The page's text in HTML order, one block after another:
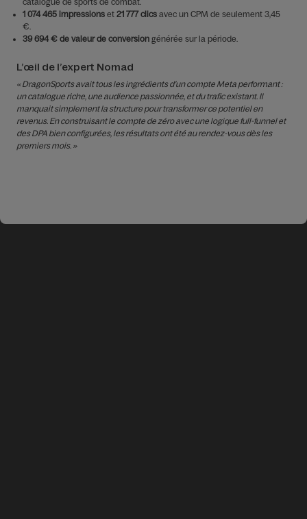
catalogue de sports de combat.
1 074 465 impressions et21 777 clics avec un CPM de seulement 3,45
€.
39 694 € de valeur de conversion générée sur la période.
L’œil de l’expert Nomad
« DragonSports avait tous les ingrédients d’un compte Meta performant :
un catalogue riche, une audience passionnée, et du trafic existant. Il
manquait simplement la structure pour transformer ce potentiel en
revenus. En construisant le compte de zéro avec une logique full-funnel et
des DPA bien configurées, les résultats ont été au rendez-vous dès les
premiers mois. »